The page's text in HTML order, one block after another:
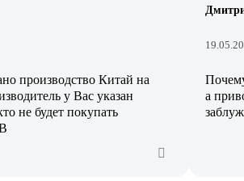
производство Китай на
у Вас указан
не будет покупать
а